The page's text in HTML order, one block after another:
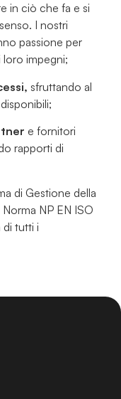
in ciò che fa e si
I nostri
passione per
impegni;
sfruttando al
e fornitori
rapporti di
di Gestione della
NP EN ISO
tutti i